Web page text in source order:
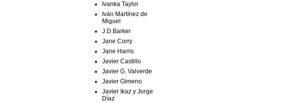
Ivanka Taylor
Iván Martínez de
Miguel
J.D.Barker
Jane Corry
Jane Harris
Javier Castillo
Javier G. Valverde
Javier Gimeno
Javier Ikaz y Jorge
Díaz